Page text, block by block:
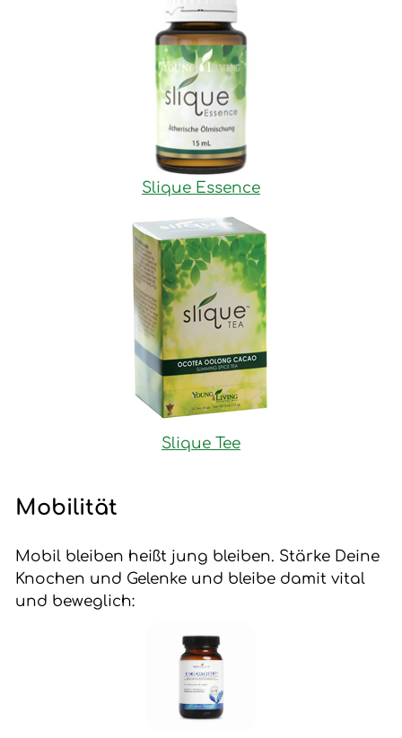
Slique Essence
Slique Tee
Mobilität
Mobil bleiben heißt jung bleiben. Stärke Deine
Knochen und Gelenke und bleibe damit vital
und beweglich: